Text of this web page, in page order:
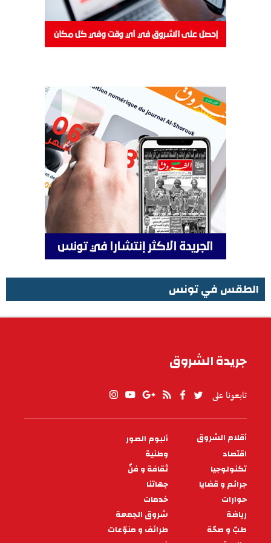
الطقس في تونس
جريدة الشروق
تابعونا على
PIED
DE
PAGE
أقلام الشروق
ألبوم الصور
اقتصاد
وطنية
تكنولوجيا
ثقافة و فنّ
جرائم و قضايا
جهاتنا
حوارات
خدمات
رياضة
شروق الجمعة
طبّ و صحّة
طرائف و منوّعات